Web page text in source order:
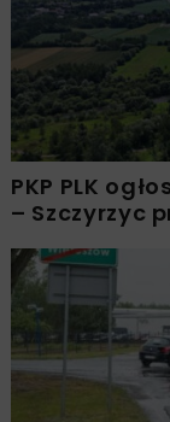
PKP PLK
– Szczyrzyc